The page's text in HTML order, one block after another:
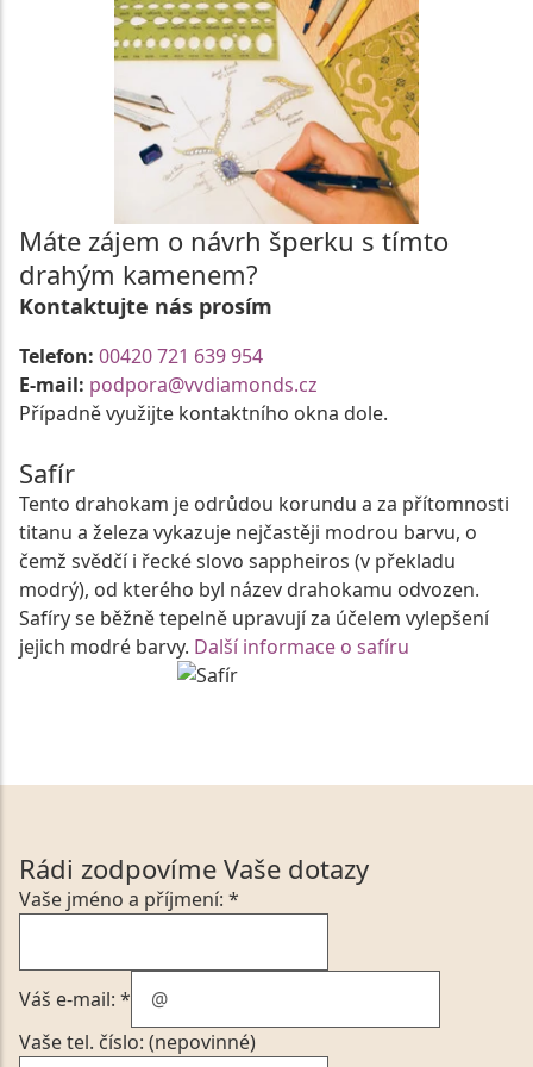
Máte zájem o návrh šperku s tímto
drahým kamenem?
Kontaktujte nás prosím
Telefon: 00420 721 639 954
E-mail: podpora@vvdiamonds.cz
Případně využijte kontaktního okna dole.
Safír
Tento drahokam je odrůdou korundu a za přítomnosti
titanu a železa vykazuje nejčastěji modrou barvu, o
čemž svědčí i řecké slovo sappheiros (v překladu
modrý), od kterého byl název drahokamu odvozen.
Safíry se běžně tepelně upravují za účelem vylepšení
jejich modré barvy. Další informace o safíru
Rádi zodpovíme Vaše dotazy
Vaše jméno a příjmení: *
Váš e-mail: *
Vaše tel. číslo: (nepovinné)